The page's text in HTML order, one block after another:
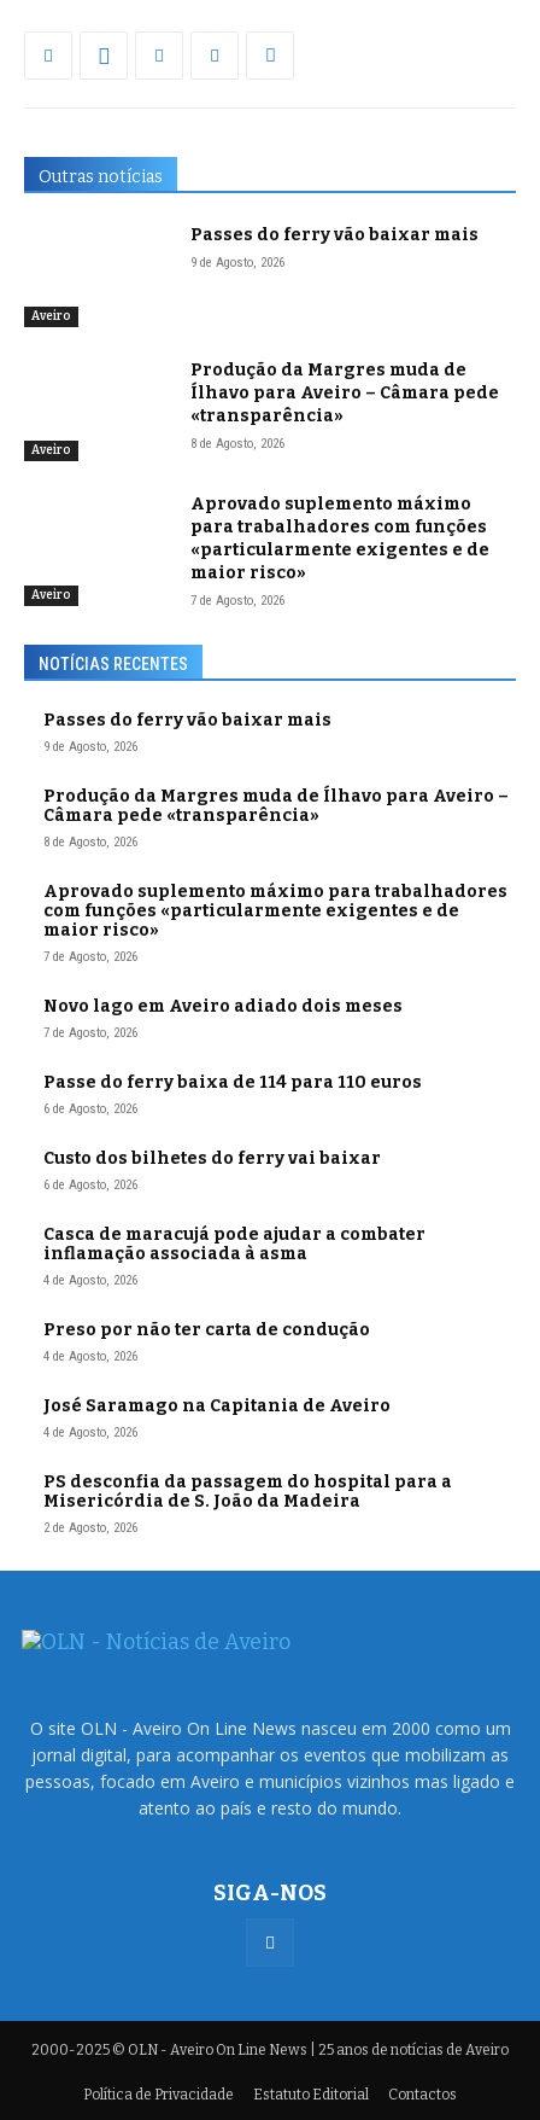
Outras notícias
Aveiro
Passes do ferry vão baixar mais
9 de Agosto, 2026
Aveiro
Produção da Margres muda de
Ílhavo para Aveiro – Câmara pede
«transparência»
8 de Agosto, 2026
Aveiro
Aprovado suplemento máximo
para trabalhadores com funções
«particularmente exigentes e de
maior risco»
7 de Agosto, 2026
NOTÍCIAS RECENTES
Passes do ferry vão baixar mais
9 de Agosto, 2026
Produção da Margres muda de Ílhavo para Aveiro –
Câmara pede «transparência»
8 de Agosto, 2026
Aprovado suplemento máximo para trabalhadores
com funções «particularmente exigentes e de
maior risco»
7 de Agosto, 2026
Novo lago em Aveiro adiado dois meses
7 de Agosto, 2026
Passe do ferry baixa de 114 para 110 euros
6 de Agosto, 2026
Custo dos bilhetes do ferry vai baixar
6 de Agosto, 2026
Casca de maracujá pode ajudar a combater
inflamação associada à asma
4 de Agosto, 2026
Preso por não ter carta de condução
4 de Agosto, 2026
José Saramago na Capitania de Aveiro
4 de Agosto, 2026
PS desconfia da passagem do hospital para a
Misericórdia de S. João da Madeira
2 de Agosto, 2026
O site OLN - Aveiro On Line News nasceu em 2000 como um
jornal digital, para acompanhar os eventos que mobilizam as
pessoas, focado em Aveiro e municípios vizinhos mas ligado e
atento ao país e resto do mundo.
SIGA-NOS
2000-2025 © OLN - Aveiro On Line News | 25 anos de notícias de Aveiro
Política de Privacidade Estatuto Editorial Contactos